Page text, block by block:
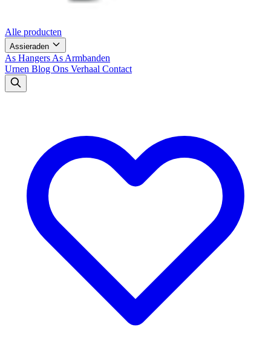
Alle producten
Assieraden
As Hangers As Armbanden
Urnen Blog Ons Verhaal Contact